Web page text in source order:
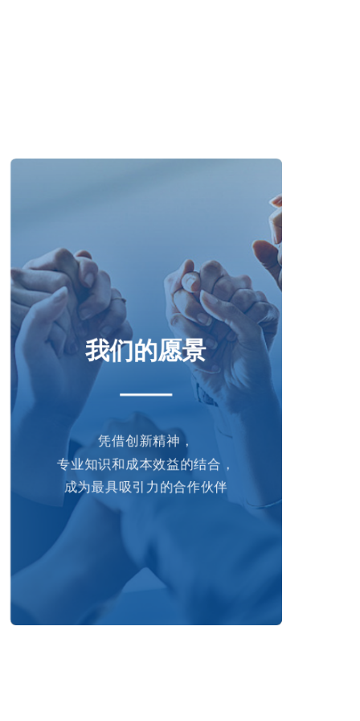
我们的愿景
凭借创新精神，
专业知识和成本效益的结合，
成为最具吸引力的合作伙伴